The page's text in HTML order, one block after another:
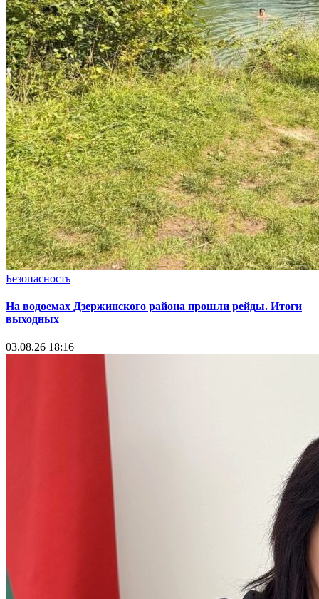
Безопасность
На водоемах Дзержинского района прошли рейды. Итоги
выходных
03.08.26 18:16